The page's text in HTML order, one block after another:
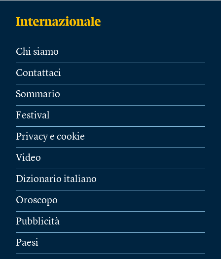
Chi siamo
Contattaci
Sommario
Festival
Privacy e cookie
Video
Dizionario italiano
Oroscopo
Pubblicità
Paesi